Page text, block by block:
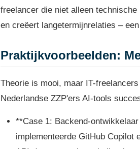
freelancer die niet alleen
en creëert langetermijnrelaties –
Praktijkvoorbeelden:
Theorie is mooi, maar IT-
Nederlandse ZZP'ers AI-tools
**Case 1: Backend-
implementeerde GitHub Copilot